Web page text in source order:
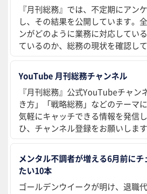
『月刊総務』では、不定期にアン
し、その結果を公開しています。
ンがどのように業務に対応してい
ているのか、総務の現状を確認し
YouTube 月刊総務チャンネル
『月刊総務』公式YouTubeチャ
き方」「戦略総務」などのテーマ
気軽にキャッチできる情報を発信
ひ、チャンネル登録をお願いします
メンタル不調者が増える6月前にチ
たい10本
ゴールデンウイークが明け、退職